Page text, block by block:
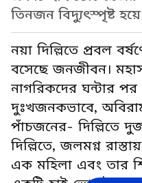
তিনজন বিদ্যুৎস্পৃষ্ট
নয়া দিল্লিতে প্রবল
বসেছে জনজীবন।
নাগরিকদের ঘন্টার
দুঃখজনকভাবে,
পাঁচজনের- দিল্লিতে
দিল্লিতে, জলমগ্ন
এক মহিলা এবং তার